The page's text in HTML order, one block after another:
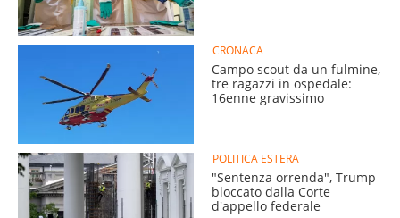
CRONACA
Campo scout da un fulmine,
tre ragazzi in ospedale:
16enne gravissimo
POLITICA ESTERA
"Sentenza orrenda", Trump
bloccato dalla Corte
d'appello federale